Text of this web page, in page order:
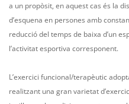
a un propòsit, en aquest cas és la
d’esquena en persones amb
reducció del temps de baixa d’un
l’activitat esportiva corresponent.
L’exercici funcional/terapèutic
realitzant una gran varietat